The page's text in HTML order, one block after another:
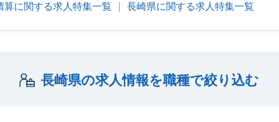
算に関する求人特集一覧 長崎県に関する求人特集一覧
長崎県の求人情報を職種で絞り込む